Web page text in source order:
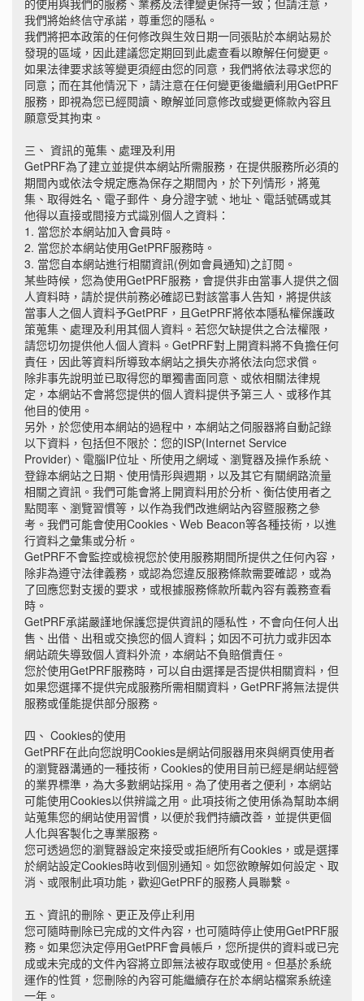
的使用與我們的服務、業務及法律變更保持一致；但請注意，
我們將始終信守承諾，尊重您的隱私。
我們將把本政策的任何修改與生效日期一同張貼於本網站易於
發現的區域，因此建議您定期回到此處查看以瞭解任何變更。
如果法律要求該等變更須經由您的同意，我們將依法尋求您的
同意；而在其他情況下，請注意在任何變更後繼續利用GetPRF
服務，即視為您已經閱讀、瞭解並同意修改或變更條款內容且
願意受其拘束。
三、 資訊的蒐集、處理及利用
GetPRF為了建立並提供本網站所需服務，在提供服務所必須的
期間內或依法令規定應為保存之期間內，於下列情形，將蒐
集、取得姓名、電子郵件、身分證字號、地址、電話號碼或其
他得以直接或間接方式識別個人之資料：
1. 當您於本網站加入會員時。
2. 當您於本網站使用GetPRF服務時。
3. 當您自本網站進行相關資訊(例如會員通知)之訂閱。
某些時候，您為使用GetPRF服務，會提供非由當事人提供之個
人資料時，請於提供前務必確認已對該當事人告知，將提供該
當事人之個人資料予GetPRF，且GetPRF將依本隱私權保護政
策蒐集、處理及利用其個人資料。若您欠缺提供之合法權限，
請您切勿提供他人個人資料。GetPRF對上開資料將不負擔任何
責任，因此等資料所導致本網站之損失亦將依法向您求償。
除非事先說明並已取得您的單獨書面同意、或依相關法律規
定，本網站不會將您提供的個人資料提供予第三人、或移作其
他目的使用。
另外，於您使用本網站的過程中，本網站之伺服器將自動記錄
以下資料，包括但不限於：您的ISP(Internet Service
Provider)、電腦IP位址、所使用之網域、瀏覽器及操作系統、
登錄本網站之日期、使用情形與週期，以及其它有關網路流量
相關之資訊。我們可能會將上開資料用於分析、衡估使用者之
點閱率、瀏覽習慣等，以作為我們改進網站內容暨服務之參
考。我們可能會使用Cookies、Web Beacon等各種技術，以進
行資料之彙集或分析。
GetPRF不會監控或檢視您於使用服務期間所提供之任何內容，
除非為遵守法律義務，或認為您違反服務條款需要確認，或為
了回應您對支援的要求，或根據服務條款所載內容有義務查看
時。
GetPRF承諾嚴謹地保護您提供資訊的隱私性，不會向任何人出
售、出借、出租或交換您的個人資料；如因不可抗力或非因本
網站疏失導致個人資料外流，本網站不負賠償責任。
您於使用GetPRF服務時，可以自由選擇是否提供相關資料，但
如果您選擇不提供完成服務所需相關資料，GetPRF將無法提供
服務或僅能提供部分服務。
四、 Cookies的使用
GetPRF在此向您說明Cookies是網站伺服器用來與網頁使用者
的瀏覽器溝通的一種技術，Cookies的使用目前已經是網站經營
的業界標準，為大多數網站採用。為了使用者之便利，本網站
可能使用Cookies以供辨識之用。此項技術之使用係為幫助本網
站蒐集您的網站使用習慣，以便於我們持續改善，並提供更個
人化與客製化之專業服務。
您可透過您的瀏覽器設定來接受或拒絕所有Cookies，或是選擇
於網站設定Cookies時收到個別通知。如您欲瞭解如何設定、取
消、或限制此項功能，歡迎GetPRF的服務人員聯繫。
五、資訊的刪除、更正及停止利用
您可隨時刪除已完成的文件內容，也可隨時停止使用GetPRF服
務。如果您決定停用GetPRF會員帳戶，您所提供的資料或已完
成或未完成的文件內容將立即無法被存取或使用。但基於系統
運作的性質，您刪除的內容可能繼續存在於本網站檔案系統達
一年。